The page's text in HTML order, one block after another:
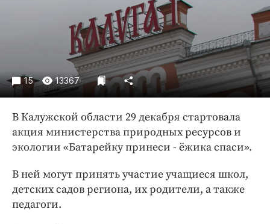
Недвижимость и ЖКХ
Образование
Общество
Погода
Праздники
Происшествия
Спорт
Экономика и бизнес
Блоги
Издания
15 13367
В Калужской области 29 декабря стартовала
акция министерства природных ресурсов и
экологии «Батарейку принеси - ёжика спаси».
В ней могут принять участие учащиеся школ,
детских садов региона, их родители, а также
педагоги.